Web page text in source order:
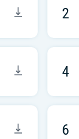
2
4
6